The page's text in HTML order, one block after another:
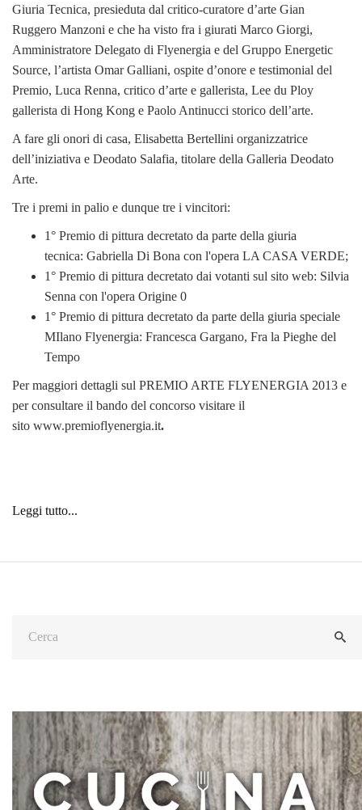
Giuria Tecnica, presieduta dal critico-curatore d’arte Gian
Ruggero Manzoni e che ha visto fra i giurati Marco Giorgi,
Amministratore Delegato di Flyenergia e del Gruppo Energetic
Source, l’artista Omar Galliani, ospite d’onore e testimonial del
Premio, Luca Renna, critico d’arte e gallerista, Lee du Ploy
gallerista di Hong Kong e Paolo Antinucci storico dell’arte.
A fare gli onori di casa, Elisabetta Bertellini organizzatrice
dell’iniziativa e Deodato Salafia, titolare della Galleria Deodato
Arte.
Tre i premi in palio e dunque tre i vincitori:
1° Premio di pittura decretato da parte della giuria
tecnica: Gabriella Di Bona con l'opera LA CASA VERDE;
1° Premio di pittura decretato dai votanti sul sito web: Silvia
Senna con l'opera Origine 0
1° Premio di pittura decretato da parte della giuria speciale
MIlano Flyenergia: Francesca Gargano, Fra la Pieghe del
Tempo
Per maggiori dettagli sul PREMIO ARTE FLYENERGIA 2013 e
per consultare il bando del concorso visitare il
sito www.premioflyenergia.it.
Leggi tutto...